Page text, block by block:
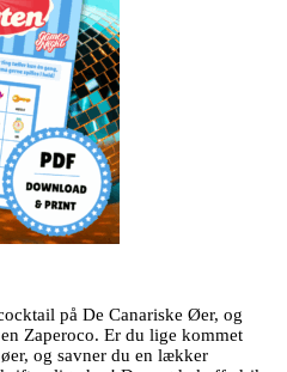
på De Canariske Øer, og
Zaperoco. Er du lige kommet
og savner du en lækker